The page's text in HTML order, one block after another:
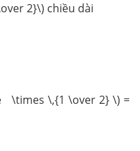
2}\) chiều dài
\,{1 \over 2} \) =